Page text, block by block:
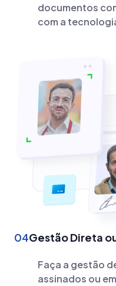
documentos
com a
04Gestão Direta
Faça a gestão
assinados ou